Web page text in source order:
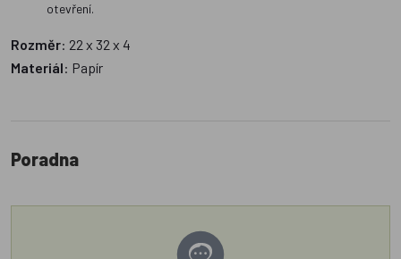
otevření.
Rozměr: 22 x 32 x 4
Materiál: Papír
Poradna